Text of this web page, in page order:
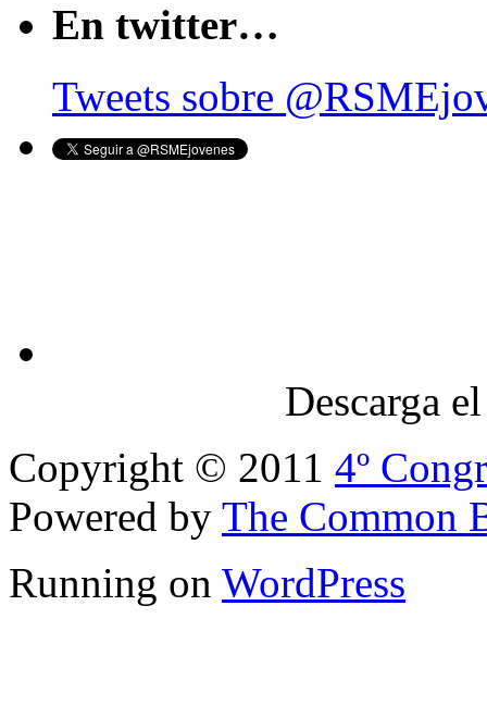
En twitter…
Tweets sobre
Descarga
Copyright © 2011 4º
Powered by The Common
Running on WordPress